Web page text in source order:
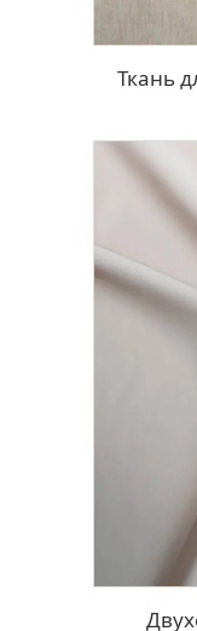
Ткань